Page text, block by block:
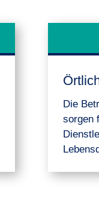
Die
sorgen